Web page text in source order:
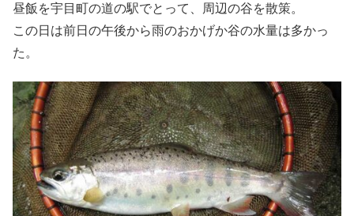
昼飯を宇目町の道の駅でとって、周辺の谷を散策。
この日は前日の午後から雨のおかげか谷の水量は多かっ
た。